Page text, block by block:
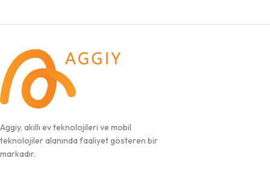
Aggiy, akıllı ev teknolojileri ve mobil
teknolojiler alanında faaliyet gösteren bir
markadır.